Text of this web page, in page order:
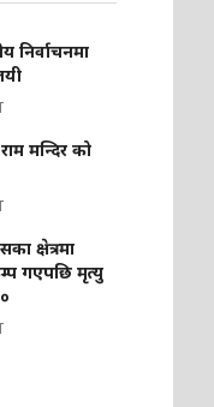
निर्वाचनमा
मन्दिर को
क्षेत्रमा
गएपछि मृत्यु